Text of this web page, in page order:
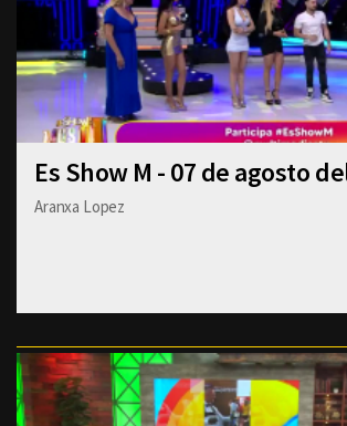
Es Show M - 07 de agosto
Aranxa Lopez